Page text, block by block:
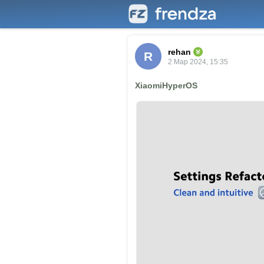
R rehan
2 Мар 2024, 15:35
XiaomiHyperOS